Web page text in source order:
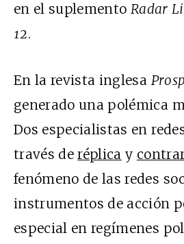
en el suplemento Radar
12.
En la revista inglesa
generado una polémica
Dos especialistas en
través deréplica y
fenómeno de las redes
instrumentos de acción
especial en regímenes